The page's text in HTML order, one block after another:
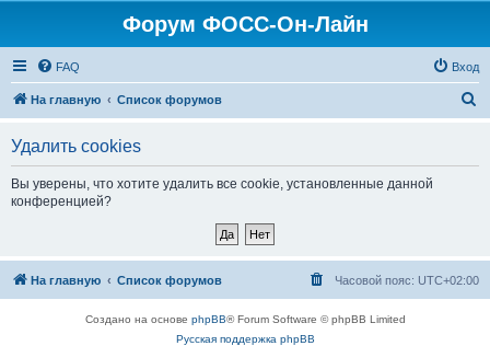
Форум ФОСС-Он-Лайн
FAQ Вход
На главную Список форумов
Удалить cookies
Вы уверены, что хотите удалить все cookie, установленные данной
конференцией?
На главную Список форумов Часовой пояс: UTC+02:00
Создано на основе phpBB® Forum Software © phpBB Limited
Русская поддержка phpBB